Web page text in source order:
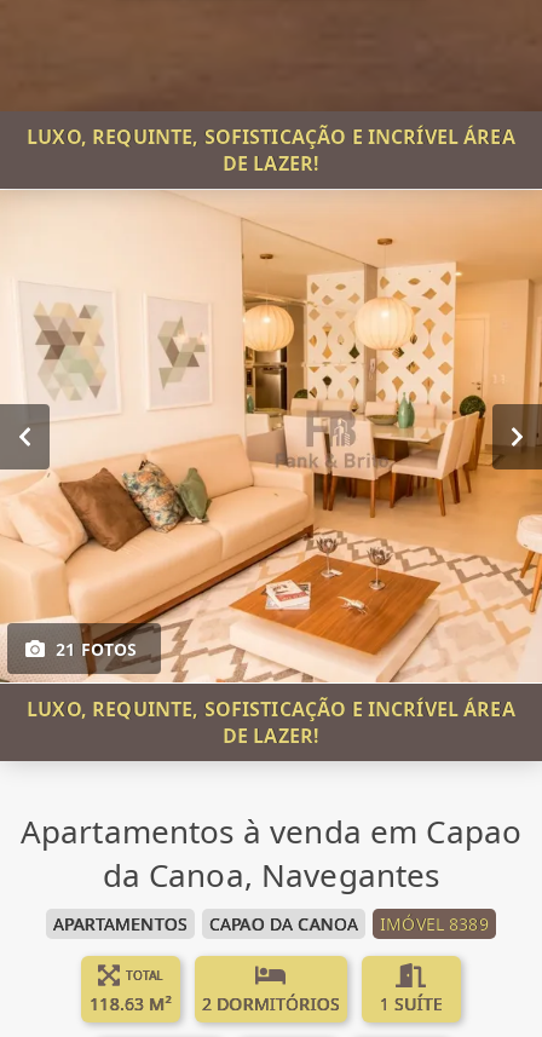
LUXO, REQUINTE, SOFISTICAÇÃO E INCRÍVEL ÁREA
DE LAZER!
21 FOTOS
LUXO, REQUINTE, SOFISTICAÇÃO E INCRÍVEL ÁREA
DE LAZER!
Apartamentos à venda em Capao
da Canoa, Navegantes
APARTAMENTOS CAPAO DA CANOA IMÓVEL 8389
TOTAL
118.63 M² 2 DORMITÓRIOS 1 SUÍTE